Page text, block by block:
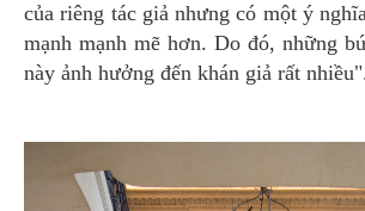
của riêng tác giả nhưng có một ý
mạnh mạnh mẽ hơn. Do đó, những
này ảnh hưởng đến khán giả rất